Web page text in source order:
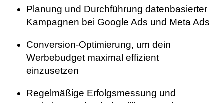
Planung und Durchführung datenbasierter
Kampagnen bei Google Ads und Meta Ads
Conversion-Optimierung, um dein
Werbebudget maximal effizient
einzusetzen
Regelmäßige Erfolgsmessung und